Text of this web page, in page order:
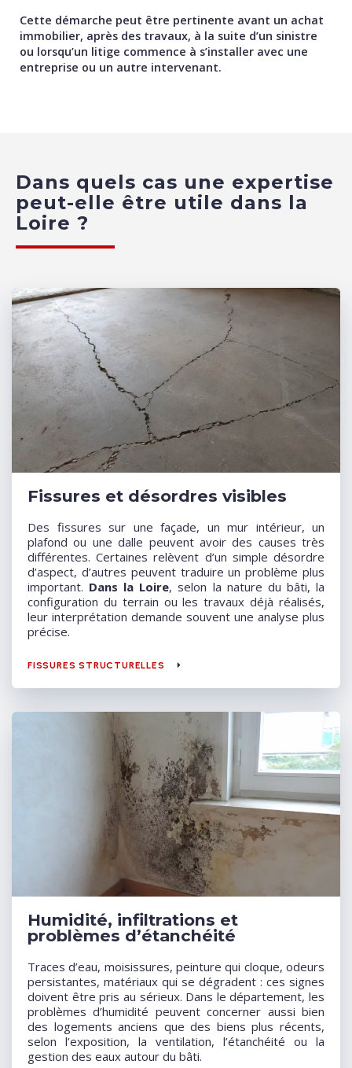
Cette démarche peut être pertinente avant un achat
immobilier, après des travaux, à la suite d’un sinistre
ou lorsqu’un litige commence à s’installer avec une
entreprise ou un autre intervenant.
Dans quels cas une expertise
peut-elle être utile dans la
Loire ?
Fissures et désordres visibles
Des fissures sur une façade, un mur intérieur, un
plafond ou une dalle peuvent avoir des causes très
différentes. Certaines relèvent d’un simple désordre
d’aspect, d’autres peuvent traduire un problème plus
important. Dans la Loire, selon la nature du bâti, la
configuration du terrain ou les travaux déjà réalisés,
leur interprétation demande souvent une analyse plus
précise.
FISSURES STRUCTURELLES
Humidité, infiltrations et
problèmes d’étanchéité
Traces d’eau, moisissures, peinture qui cloque, odeurs
persistantes, matériaux qui se dégradent : ces signes
doivent être pris au sérieux. Dans le département, les
problèmes d’humidité peuvent concerner aussi bien
des logements anciens que des biens plus récents,
selon l’exposition, la ventilation, l’étanchéité ou la
gestion des eaux autour du bâti.